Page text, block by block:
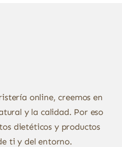
online, creemos en
y la calidad. Por eso
dietéticos y productos
ti y del entorno.